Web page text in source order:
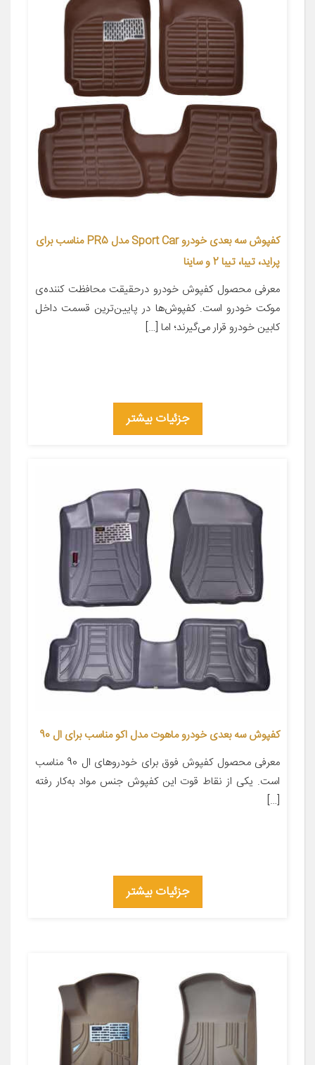
کفپوش سه بعدی خودرو Sport Car مدل PR5 مناسب برای
پراید، تیبا، تیبا 2 و ساینا
معرفی محصول کفپوش خودرو درحقیقت محافظت کننده‌ی
موکت خودرو است. کفپوش‌ها در پایین‌ترین قسمت داخل
کابین خودرو قرار می‌گیرند؛ اما […]
جزئیات بیشتر
کفپوش سه بعدی خودرو ماهوت مدل اکو مناسب برای ال 90
معرفی محصول کفپوش فوق برای خودروهای ال 90 مناسب
است. یکی از نقاط قوت این کفپوش جنس مواد به‌کار رفته
[…]
جزئیات بیشتر